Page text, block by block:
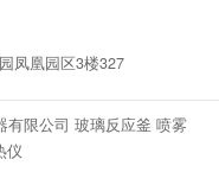
凤凰园区3楼327
有限公司 玻璃反应釜 喷雾
仪